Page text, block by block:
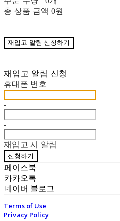
총 상품 금액 0원
재입고 알림 신청하기
재입고 알림 신청
휴대폰 번호
-
-
재입고 시 알림
신청하기
페이스북
카카오톡
네이버 블로그
Terms of Use
Privacy Policy